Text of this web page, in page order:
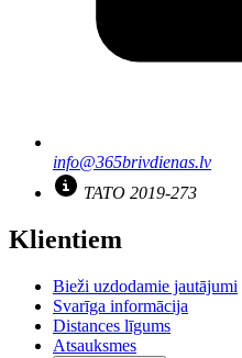
info@365brivdienas.lv
TATO 2019-273
Klientiem
Bieži uzdodamie jautājumi
Svarīga informācija
Distances līgums
Atsauksmes